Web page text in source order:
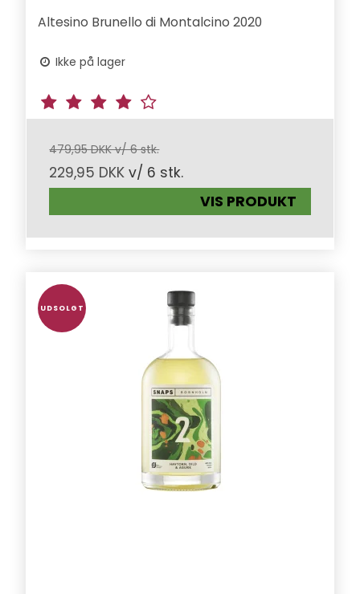
Altesino Brunello di Montalcino 2020
Ikke på lager
479,95 DKK v/ 6 stk.
229,95 DKK v/ 6 stk.
VIS PRODUKT
UDSOLGT